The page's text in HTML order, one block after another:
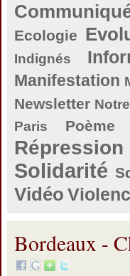
Ecologie
Indignés
Manifestation
Newsletter
Paris Poème
Répression
Solidarité
Vidéo
Bordeaux -